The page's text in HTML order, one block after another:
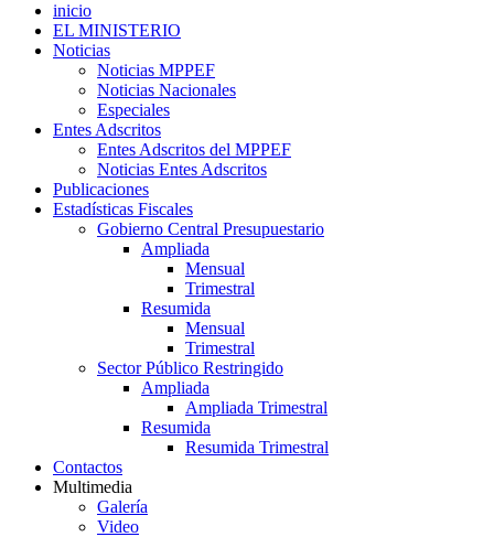
inicio
EL MINISTERIO
Noticias
Noticias MPPEF
Noticias Nacionales
Especiales
Entes Adscritos
Entes Adscritos del MPPEF
Noticias Entes Adscritos
Publicaciones
Estadísticas Fiscales
Gobierno Central Presupuestario
Ampliada
Mensual
Trimestral
Resumida
Mensual
Trimestral
Sector Público Restringido
Ampliada
Ampliada Trimestral
Resumida
Resumida Trimestral
Contactos
Multimedia
Galería
Video